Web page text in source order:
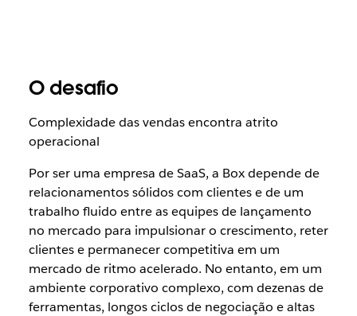
O desafio
Complexidade das vendas encontra atrito
operacional
Por ser uma empresa de SaaS, a Box depende de
relacionamentos sólidos com clientes e de um
trabalho fluido entre as equipes de lançamento
no mercado para impulsionar o crescimento, reter
clientes e permanecer competitiva em um
mercado de ritmo acelerado. No entanto, em um
ambiente corporativo complexo, com dezenas de
ferramentas, longos ciclos de negociação e altas